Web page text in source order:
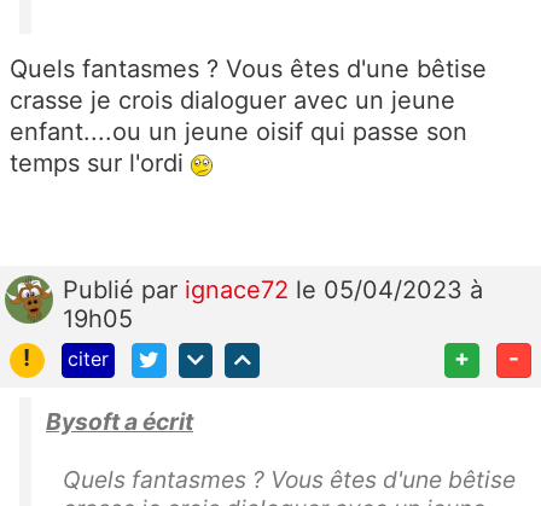
Quels fantasmes ? Vous êtes d'une bêtise
crasse je crois dialoguer avec un jeune
enfant....ou un jeune oisif qui passe son
temps sur l'ordi
Publié par ignace72 le 05/04/2023 à
19h05
!
citer + -
Bysoft a écrit
Quels fantasmes ? Vous êtes d'une bêtise